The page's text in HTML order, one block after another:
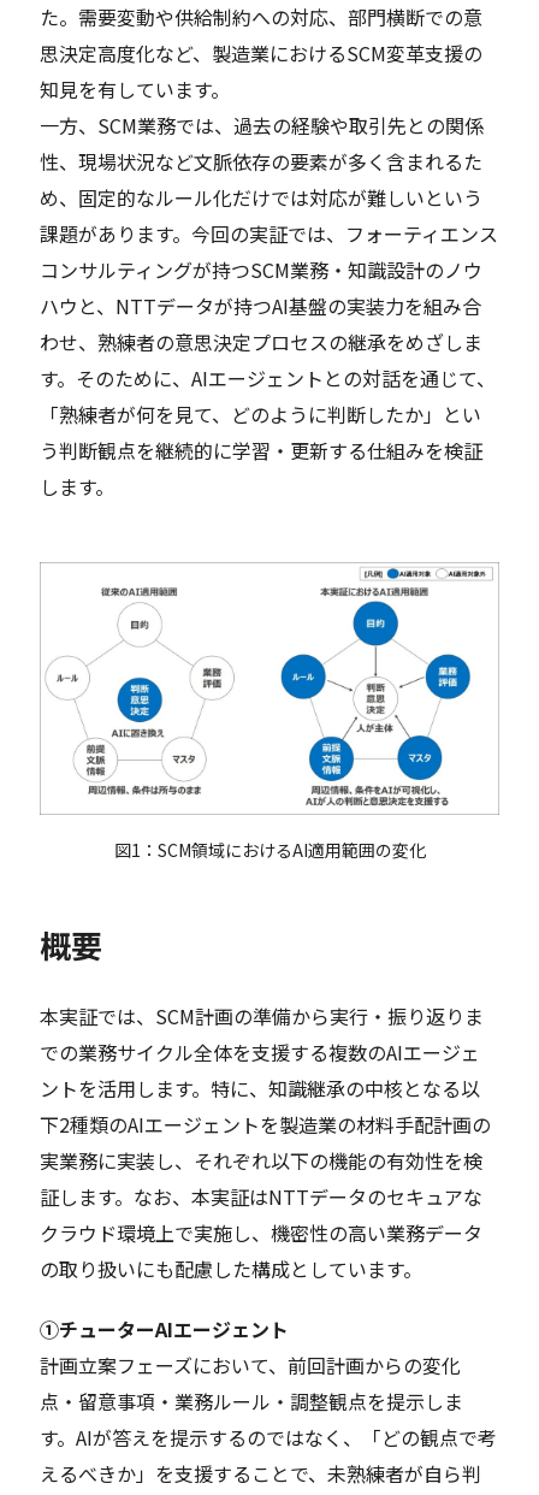
た。需要変動や供給制約への対応、部門横断での意
思決定高度化など、製造業におけるSCM変革支援の
知見を有しています。
一方、SCM業務では、過去の経験や取引先との関係
性、現場状況など文脈依存の要素が多く含まれるた
め、固定的なルール化だけでは対応が難しいという
課題があります。今回の実証では、フォーティエンス
コンサルティングが持つSCM業務・知識設計のノウ
ハウと、NTTデータが持つAI基盤の実装力を組み合
わせ、熟練者の意思決定プロセスの継承をめざしま
す。そのために、AIエージェントとの対話を通じて、
「熟練者が何を見て、どのように判断したか」とい
う判断観点を継続的に学習・更新する仕組みを検証
します。
図1：SCM領域におけるAI適用範囲の変化
概要
本実証では、SCM計画の準備から実行・振り返りま
での業務サイクル全体を支援する複数のAIエージェ
ントを活用します。特に、知識継承の中核となる以
下2種類のAIエージェントを製造業の材料手配計画の
実業務に実装し、それぞれ以下の機能の有効性を検
証します。なお、本実証はNTTデータのセキュアな
クラウド環境上で実施し、機密性の高い業務データ
の取り扱いにも配慮した構成としています。
➀チューターAIエージェント
計画立案フェーズにおいて、前回計画からの変化
点・留意事項・業務ルール・調整観点を提示しま
す。AIが答えを提示するのではなく、「どの観点で考
えるべきか」を支援することで、未熟練者が自ら判